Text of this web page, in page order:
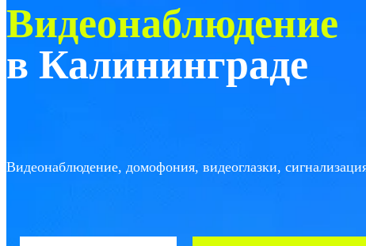
Видеонаблюдение
в Калининграде
Видеонаблюдение, домофония, видеоглазки,